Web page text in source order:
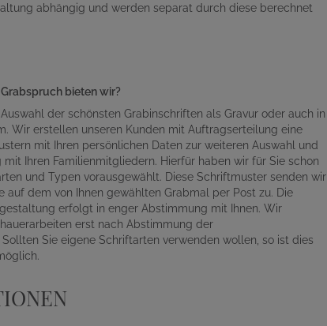
abhängig und werden separat durch diese berechnet
bieten wir?
der schönsten Grabinschriften als Gravur oder auch in
Wir erstellen unseren Kunden mit Auftragserteilung eine
mit Ihren persönlichen Daten zur weiteren Auswahl und
Ihren Familienmitgliedern. Hierfür haben wir für Sie schon
und Typen vorausgewählt. Diese Schriftmuster senden wir
auf dem von Ihnen gewählten Grabmal per Post zu. Die
erfolgt in enger Abstimmung mit Ihnen. Wir
erst nach Abstimmung der
Sie eigene Schriftarten verwenden wollen, so ist dies